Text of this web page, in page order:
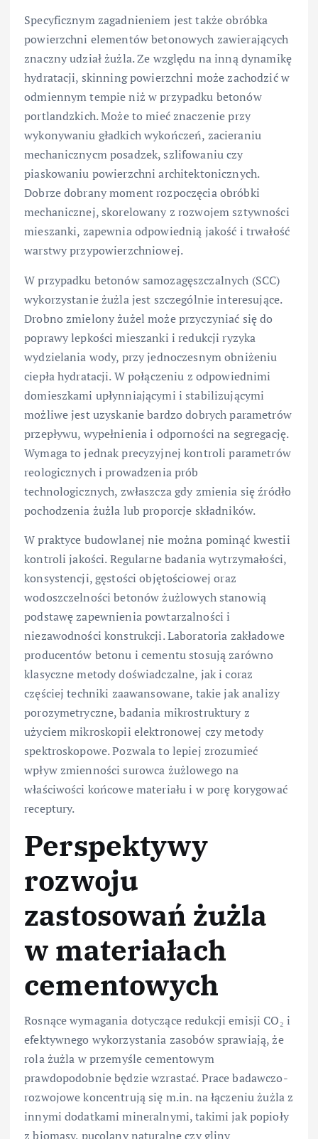
Specyficznym zagadnieniem jest także obróbka
powierzchni elementów betonowych zawierających
znaczny udział żużla. Ze względu na inną dynamikę
hydratacji, skinning powierzchni może zachodzić w
odmiennym tempie niż w przypadku betonów
portlandzkich. Może to mieć znaczenie przy
wykonywaniu gładkich wykończeń, zacieraniu
mechanicznycm posadzek, szlifowaniu czy
piaskowaniu powierzchni architektonicznych.
Dobrze dobrany moment rozpoczęcia obróbki
mechanicznej, skorelowany z rozwojem sztywności
mieszanki, zapewnia odpowiednią jakość i trwałość
warstwy przypowierzchniowej.
W przypadku betonów samozagęszczalnych (SCC)
wykorzystanie żużla jest szczególnie interesujące.
Drobno zmielony żużel może przyczyniać się do
poprawy lepkości mieszanki i redukcji ryzyka
wydzielania wody, przy jednoczesnym obniżeniu
ciepła hydratacji. W połączeniu z odpowiednimi
domieszkami upłynniającymi i stabilizującymi
możliwe jest uzyskanie bardzo dobrych parametrów
przepływu, wypełnienia i odporności na segregację.
Wymaga to jednak precyzyjnej kontroli parametrów
reologicznych i prowadzenia prób
technologicznych, zwłaszcza gdy zmienia się źródło
pochodzenia żużla lub proporcje składników.
W praktyce budowlanej nie można pominąć kwestii
kontroli jakości. Regularne badania wytrzymałości,
konsystencji, gęstości objętościowej oraz
wodoszczelności betonów żużlowych stanowią
podstawę zapewnienia powtarzalności i
niezawodności konstrukcji. Laboratoria zakładowe
producentów betonu i cementu stosują zarówno
klasyczne metody doświadczalne, jak i coraz
częściej techniki zaawansowane, takie jak analizy
porozymetryczne, badania mikrostruktury z
użyciem mikroskopii elektronowej czy metody
spektroskopowe. Pozwala to lepiej zrozumieć
wpływ zmienności surowca żużlowego na
właściwości końcowe materiału i w porę korygować
receptury.
Perspektywy
rozwoju
zastosowań żużla
w materiałach
cementowych
Rosnące wymagania dotyczące redukcji emisji CO₂ i
efektywnego wykorzystania zasobów sprawiają, że
rola żużla w przemyśle cementowym
prawdopodobnie będzie wzrastać. Prace badawczo-
rozwojowe koncentrują się m.in. na łączeniu żużla z
innymi dodatkami mineralnymi, takimi jak popioły
z biomasy, pucolany naturalne czy gliny